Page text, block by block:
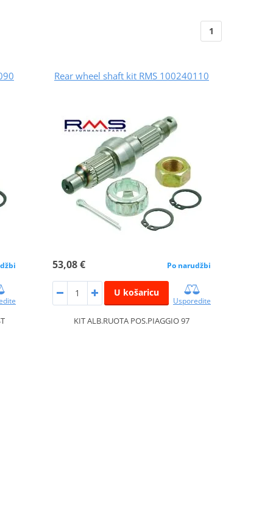
1
Rear wheel shaft kit RMS 100240110
53,08 € Po narudžbi
U košaricu
Usporedite
KIT ALB.RUOTA POS.PIAGGIO 97